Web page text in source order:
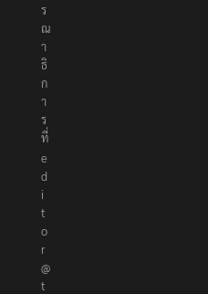
ร
ณ
า
ธิ
ก
า
ร
ที่
e
d
i
t
o
r
@
t